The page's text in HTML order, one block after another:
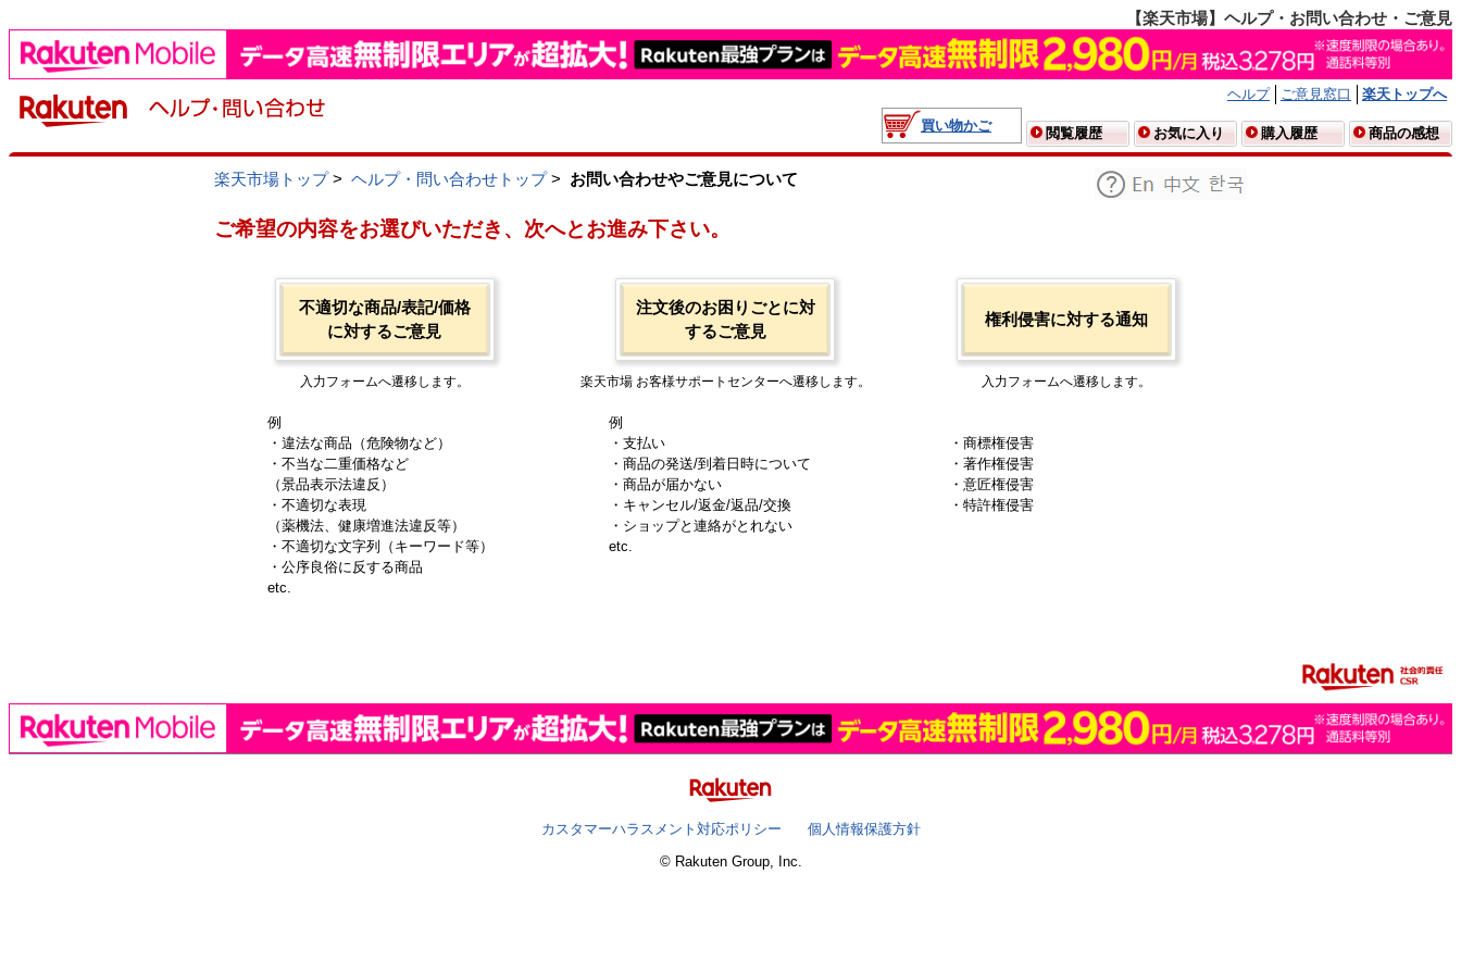
【楽天市場】ヘルプ・お問い合わせ・ご意見
ヘルプ ご意見窓口
楽天トップへ
買い物かご
閲覧履歴 お気に入り 購入履歴 商品の感想
楽天市場トップ> ヘルプ・問い合わせトップ> お問い合わせやご意見について
ご希望の内容をお選びいただき、次へとお進み下さい。
不適切な商品/表記/価格
に対するご意見
入力フォームへ遷移します。
例
・違法な商品（危険物など）
・不当な二重価格など
（景品表示法違反）
・不適切な表現
（薬機法、健康増進法違反等）
・不適切な文字列（キーワード等）
・公序良俗に反する商品
etc.
注文後のお困りごとに対
するご意見
楽天市場 お客様サポートセンターへ遷移します。
例
・支払い
・商品の発送/到着日時について
・商品が届かない
・キャンセル/返金/返品/交換
・ショップと連絡がとれない
etc.
権利侵害に対する通知
入力フォームへ遷移します。
・商標権侵害
・著作権侵害
・意匠権侵害
・特許権侵害
カスタマーハラスメント対応ポリシー
個人情報保護方針
© Rakuten Group, Inc.